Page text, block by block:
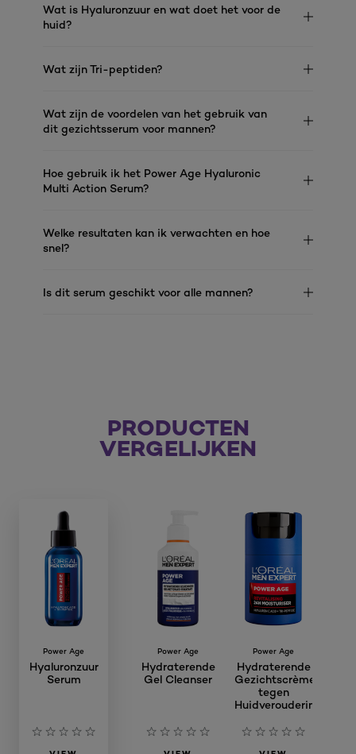
Wat is Hyaluronzuur en wat doet het voor de
huid?
Wat zijn Tri-peptiden?
Wat zijn de voordelen van het gebruik van
dit gezichtsserum voor mannen?
Hoe gebruik ik het Power Age Hyaluronic
Multi Action Serum?
Welke resultaten kan ik verwachten en hoe
snel?
Is dit serum geschikt voor alle mannen?
PRODUCTEN
VERGELIJKEN
Power Age
Hyaluronzuur
Serum
Power Age
Hydraterende
Gel Cleanser
Power Age
Hydraterende
Gezichtscrème
tegen
Huidveroudering